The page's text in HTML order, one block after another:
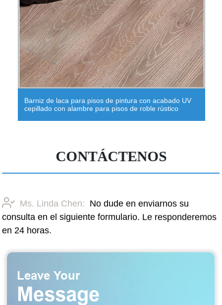
Barniz de laca para pisos de pintura con acabado UV
cepillado con alambre para pisos de roble rústico
CONTÁCTENOS
Ms. Linda Chen: No dude en enviarnos su
consulta en el siguiente formulario. Le responderemos
en 24 horas.